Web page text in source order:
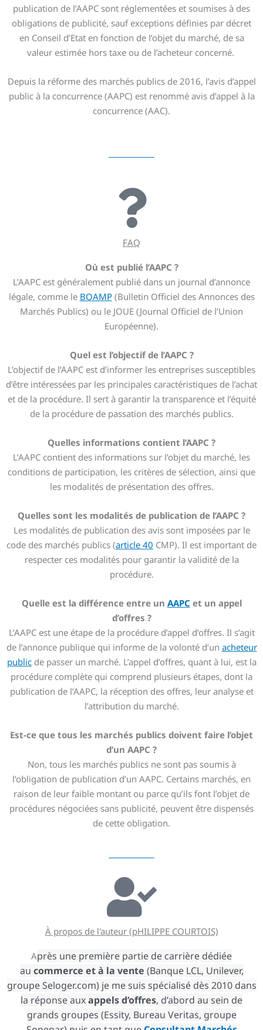
publication de l’AAPC sont réglementées et soumises à des
obligations de publicité, sauf exceptions définies par décret
en Conseil d’Etat en fonction de l’objet du marché, de sa
valeur estimée hors taxe ou de l’acheteur concerné.
Depuis la réforme des marchés publics de 2016, l’avis d’appel
public à la concurrence (AAPC) est renommé avis d’appel à la
concurrence (AAC).
FAQ
Où est publié l’AAPC ?
L’AAPC est généralement publié dans un journal d’annonce
légale, comme le BOAMP(Bulletin Officiel des Annonces des
Marchés Publics) ou le JOUE (Journal Officiel de l’Union
Européenne).
Quel est l’objectif de l’AAPC ?
L’objectif de l’AAPC est d’informer les entreprises susceptibles
d’être intéressées par les principales caractéristiques de l’achat
et de la procédure. Il sert à garantir la transparence et l’équité
de la procédure de passation des marchés publics.
Quelles informations contient l’AAPC ?
L’AAPC contient des informations sur l’objet du marché, les
conditions de participation, les critères de sélection, ainsi que
les modalités de présentation des offres.
Quelles sont les modalités de publication de l’AAPC ?
Les modalités de publication des avis sont imposées par le
code des marchés publics (article 40 CMP). Il est important de
respecter ces modalités pour garantir la validité de la
procédure.
Quelle est la différence entre un AAPC et un appel
d’offres ?
L’AAPC est une étape de la procédure d’appel d’offres. Il s’agit
de l’annonce publique qui informe de la volonté d’un acheteur
publicde passer un marché. L’appel d’offres, quant à lui, est la
procédure complète qui comprend plusieurs étapes, dont la
publication de l’AAPC, la réception des offres, leur analyse et
l’attribution du marché.
Est-ce que tous les marchés publics doivent faire l’objet
d’un AAPC ?
Non, tous les marchés publics ne sont pas soumis à
l’obligation de publication d’un AAPC. Certains marchés, en
raison de leur faible montant ou parce qu’ils font l’objet de
procédures négociées sans publicité, peuvent être dispensés
de cette obligation.
À propos de l'auteur (pHILIPPE COURTOIS)
Après une première partie de carrière dédiée
au commerce et à la vente (Banque LCL, Unilever,
groupe Seloger.com) je me suis spécialisé dès 2010 dans
la réponse auxappels d’offres, d’abord au sein de
grands groupes (Essity, Bureau Veritas, groupe